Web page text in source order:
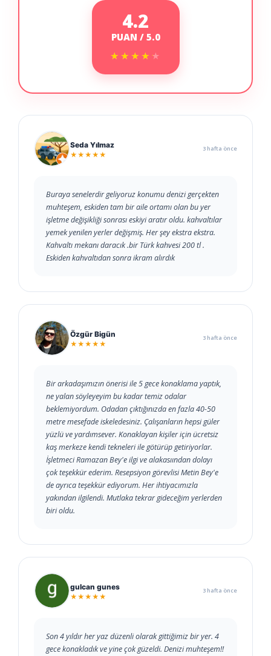
4.2
PUAN / 5.0
★★★★★
★★★★★
Seda Yılmaz
★★★★★
3 hafta önce
Buraya senelerdir geliyoruz konumu denizi gerçekten
muhteşem, eskiden tam bir aile ortamı olan bu yer
işletme değişikliği sonrası eskiyi aratır oldu. kahvaltılar
yemek yenilen yerler değişmiş. Her şey ekstra ekstra.
Kahvaltı mekanı daracık .bir Türk kahvesi 200 tl .
Eskiden kahvaltıdan sonra ikram alırdık
Özgür Bigün
★★★★★
3 hafta önce
Bir arkadaşımızın önerisi ile 5 gece konaklama yaptık,
ne yalan söyleyeyim bu kadar temiz odalar
beklemiyordum. Odadan çıktığınızda en fazla 40-50
metre mesefade iskeledesiniz. Çalışanların hepsi güler
yüzlü ve yardımsever. Konaklayan kişiler için ücretsiz
kaş merkeze kendi tekneleri ile götürüp getiriyorlar.
İşletmeci Ramazan Bey'e ilgi ve alakasıından dolayı
çok teşekkür ederim. Resepsiyon görevlisi Metin Bey'e
de ayrıca teşekkür ediyorum. Her ihtiyacımızla
yakından ilgilendi. Mutlaka tekrar gideceğim yerlerden
biri oldu.
gulcan gunes
★★★★★
3 hafta önce
Son 4 yıldır her yaz düzenli olarak gittiğimiz bir yer. 4
gece konakladık ve yine çok güzeldi. Denizi muhteşem!!